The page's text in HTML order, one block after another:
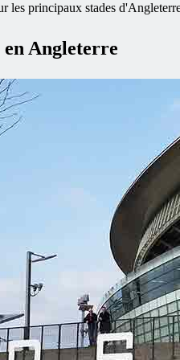
les principaux stades
en Angleterre